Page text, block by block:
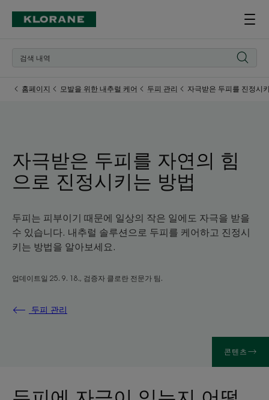
홈페이지 모발을 위한 내추럴 케어 두피 관리 자극받은 두피를 진정시
자극받은 두피를 자연의 힘
으로 진정시키는 방법
두피는 피부이기 때문에 일상의 작은 일에도 자극을 받을
수 있습니다. 내추럴 솔루션으로 두피를 케어하고 진정시
키는 방법을 알아보세요.
업데이트일 25. 9. 18., 검증자 클로란 전문가 팀 .
두피 관리
콘텐츠